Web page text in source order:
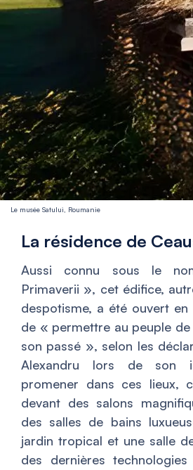
Le musée Satului, Roumanie
La résidence de
Aussi connu sous le
Primaverii », cet édifice,
despotisme, a été ouvert
de « permettre au peuple
son passé », selon les
Alexandru lors de son
promener dans ces lieux,
devant des salons
des salles de bains
jardin tropical et une salle
des dernières